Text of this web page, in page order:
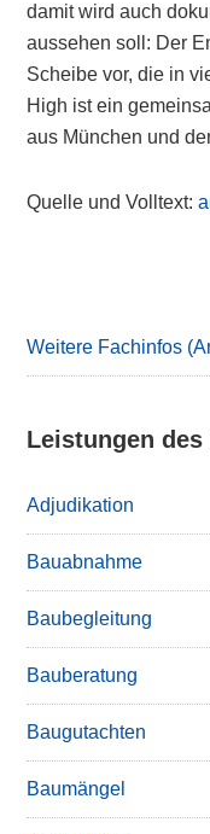
damit wird auch
aussehen soll: Der
Scheibe vor, die in
High ist ein
aus München und
Quelle und Volltext:
Weitere Fachinfos
Leistungen
Adjudikation
Bauabnahme
Baubegleitung
Bauberatung
Baugutachten
Baumängel